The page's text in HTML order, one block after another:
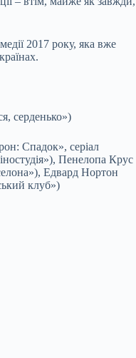
2017 року, яка вже
серденько»)
Спадок», серіал
Пенелопа Крус
Едвард Нортон
клуб»)